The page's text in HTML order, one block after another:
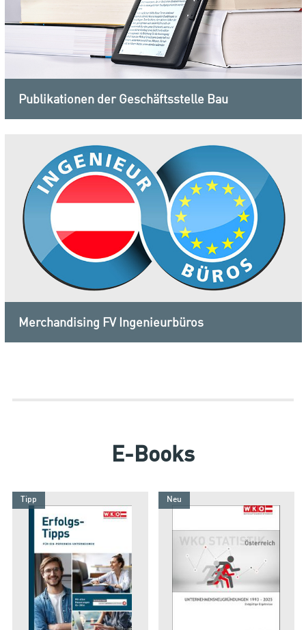
Publikationen der Geschäftsstelle Bau
Merchandising FV Ingenieurbüros
E-Books
Tipp Neu